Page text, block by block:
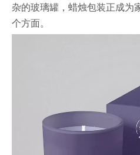
杂的玻璃罐，蜡烛包装正成为
个方面。